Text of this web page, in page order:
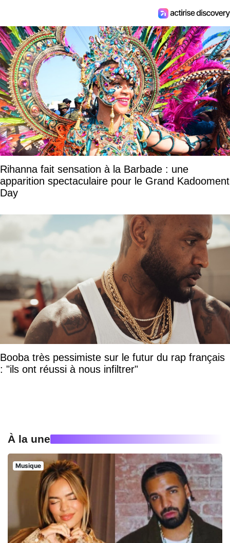
Rihanna fait sensation à la Barbade : une
apparition spectaculaire pour le Grand Kadooment
Day
Booba très pessimiste sur le futur du rap français
: "ils ont réussi à nous infiltrer"
À la une
Musique